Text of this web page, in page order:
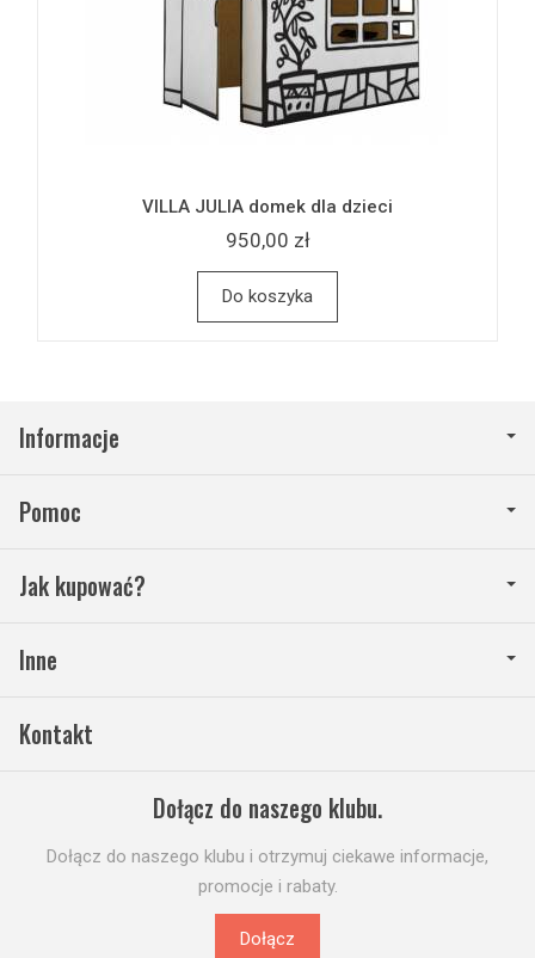
VILLA JULIA domek dla dzieci
950,00 zł
Do koszyka
Informacje
Pomoc
Jak kupować?
Inne
Kontakt
Dołącz do naszego klubu.
Dołącz do naszego klubu i otrzymuj ciekawe informacje,
promocje i rabaty.
Dołącz